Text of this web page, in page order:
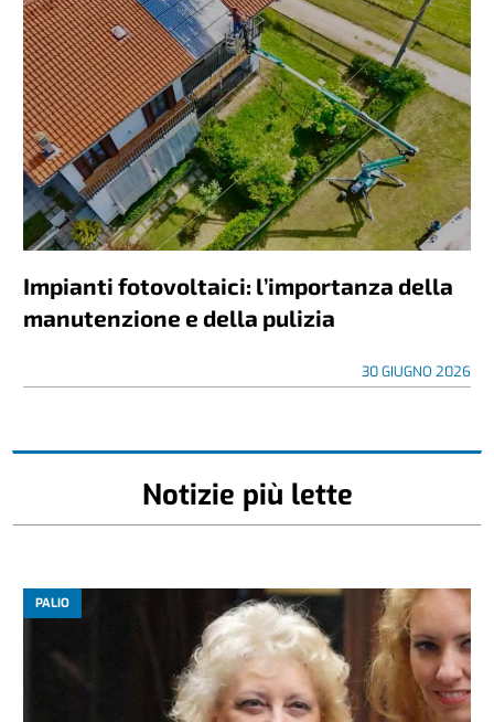
Impianti fotovoltaici: l’importanza della
manutenzione e della pulizia
30 GIUGNO 2026
Notizie più lette
PALIO